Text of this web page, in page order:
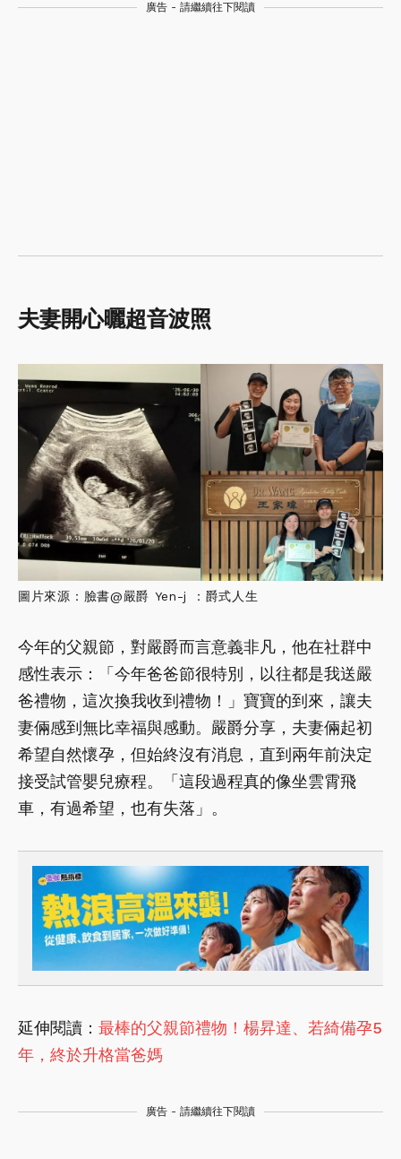
廣告 - 請繼續往下閱讀
夫妻開心曬超音波照
圖片來源：臉書@嚴爵 Yen-j ：爵式人生
今年的父親節，對嚴爵而言意義非凡，他在社群中
感性表示：「今年爸爸節很特別，以往都是我送嚴
爸禮物，這次換我收到禮物！」寶寶的到來，讓夫
妻倆感到無比幸福與感動。嚴爵分享，夫妻倆起初
希望自然懷孕，但始終沒有消息，直到兩年前決定
接受試管嬰兒療程。「這段過程真的像坐雲霄飛
車，有過希望，也有失落」。
延伸閱讀： 最棒的父親節禮物！楊昇達、若綺備孕5
年，終於升格當爸媽
廣告 - 請繼續往下閱讀